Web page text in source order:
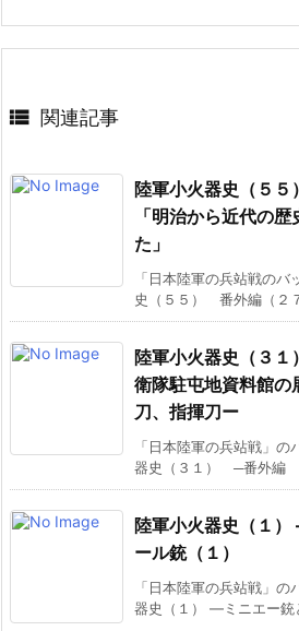
 関連記事
陸軍小火器史（５
「明治から近代の
た」
「日本陸軍の兵站戦の
史（５５） 番外編（２
陸軍小火器史（３
衛隊駐屯地資料館
刀、指揮刀ー
「日本陸軍の兵站戦」
器史（３１） ─番外編
陸軍小火器史（１
ール銃（１）
「日本陸軍の兵站戦」
器史（１） ―ミニエー銃